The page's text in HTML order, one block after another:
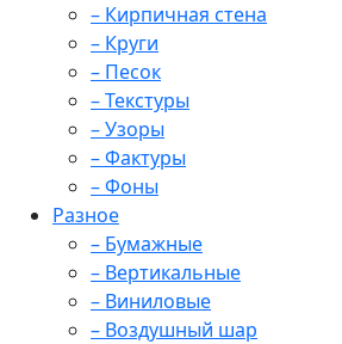
– Кирпичная стена
– Круги
– Песок
– Текстуры
– Узоры
– Фактуры
– Фоны
Разное
– Бумажные
– Вертикальные
– Виниловые
– Воздушный шар